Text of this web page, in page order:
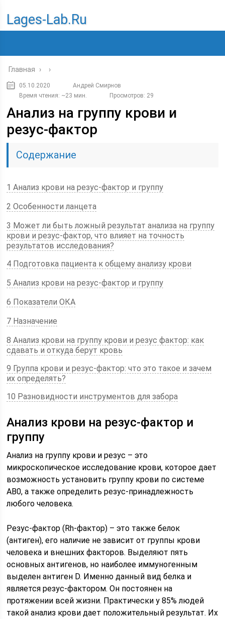
Lages-Lab.ru
Главная › ›
05.10.2020
Андрей Смирнов
Время чтения: ~23 мин.
Просмотров: 29
Анализ на группу крови и
резус-фактор
Содержание
1 Анализ крови на резус-фактор и группу
2 Особенности ланцета
3 Может ли быть ложный результат анализа на группу
крови и резус-фактор, что влияет на точность
результатов исследования?
4 Подготовка пациента к общему анализу крови
5 Анализ крови на резус-фактор и группу
6 Показатели ОКА
7 Назначение
8 Анализ крови на группу крови и резус фактор: как
сдавать и откуда берут кровь
9 Группа крови и резус-фактор: что это такое и зачем
их определять?
10 Разновидности инструментов для забора
Анализ крови на резус-фактор и
группу
Анализ на группу крови и резус – это
микроскопическое исследование крови, которое дает
возможность установить группу крови по системе
АВ0, а также определить резус-принадлежность
любого человека.
Резус-фактор (Rh-фактор) – это также белок
(антиген), его наличие не зависит от группы крови
человека и внешних факторов. Выделяют пять
основных антигенов, но наиболее иммуногенным
выделен антиген D. Именно данный вид белка и
является резус-фактором. Он постоянен на
протяжении всей жизни. Практически у 85% людей
такой анализ крови дает положительный результат. Их